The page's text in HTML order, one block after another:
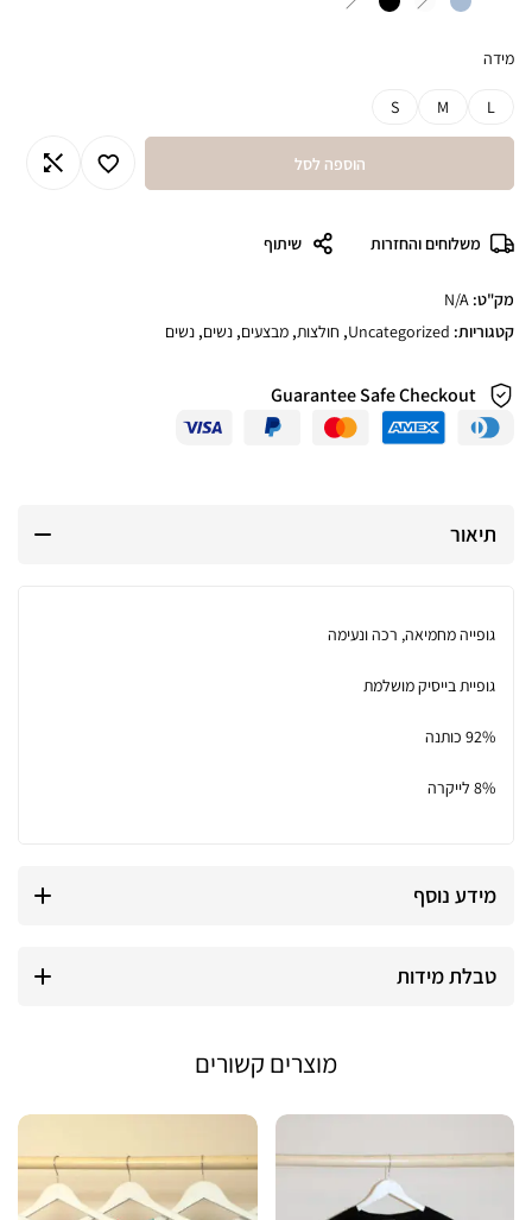
מידה
L
M
S
הוספה לסל
משלוחים והחזרות שיתוף
מק"ט: N/A
קטגוריות: Uncategorized
, חולצות, מבצעים, נשים, נשים
Guarantee Safe Checkout
תיאור
גופייה מחמיאה, רכה ונעימה
גופיית בייסיק מושלמת
92% כותנה
8% לייקרה
מידע נוסף
טבלת מידות
מוצרים קשורים